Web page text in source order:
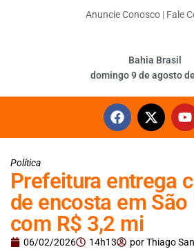
Anuncie Conosco| Fale
Bahia Brasil
domingo 9 de agosto
Política
Prefeitura entrega
de encosta em
com R$ 3,2 mi
06/02/2026 14h13 porThiago